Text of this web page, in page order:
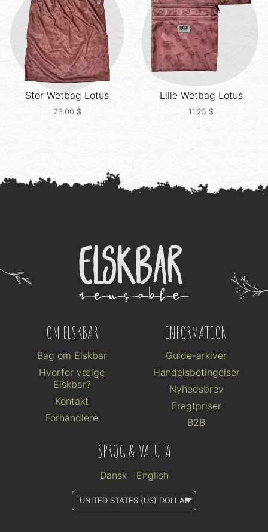
Stor Wetbag Lotus
23.00 $
Lille Wetbag Lotus
11.25 $
OM ELSKBAR
Bag om Elskbar
Hvorfor vælge
Elskbar?
Kontakt
Forhandlere
INFORMATION
Guide-arkiver
Handelsbetingelser
Nyhedsbrev
Fragtpriser
B2B
SPROG & VALUTA
Dansk English